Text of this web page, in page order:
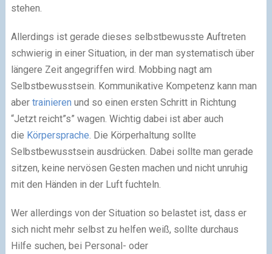
stehen.
Allerdings ist gerade dieses selbstbewusste Auftreten
schwierig in einer Situation, in der man systematisch über
längere Zeit angegriffen wird. Mobbing nagt am
Selbstbewusstsein. Kommunikative Kompetenz kann man
aber trainieren und so einen ersten Schritt in Richtung
“Jetzt reicht”s” wagen. Wichtig dabei ist aber auch
die Körpersprache . Die Körperhaltung sollte
Selbstbewusstsein ausdrücken. Dabei sollte man gerade
sitzen, keine nervösen Gesten machen und nicht unruhig
mit den Händen in der Luft fuchteln.
Wer allerdings von der Situation so belastet ist, dass er
sich nicht mehr selbst zu helfen weiß, sollte durchaus
Hilfe suchen, bei Personal- oder